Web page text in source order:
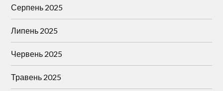
Серпень 2025
Липень 2025
Червень 2025
Травень 2025